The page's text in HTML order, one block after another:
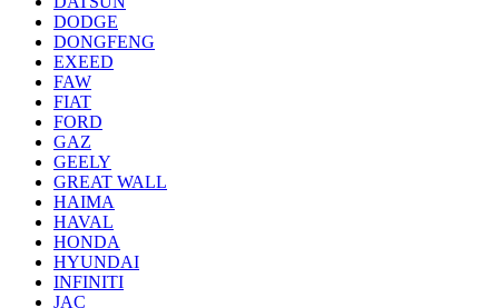
DODGE
DONGFENG
EXEED
FAW
FIAT
FORD
GAZ
GEELY
GREAT WALL
HAIMA
HAVAL
HONDA
HYUNDAI
INFINITI
JAC